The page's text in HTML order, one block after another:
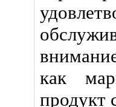
как
продукт